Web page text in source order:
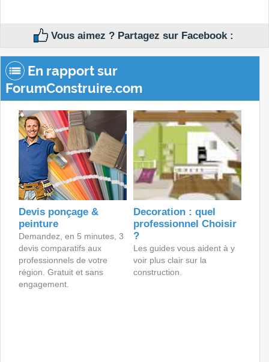
Vous aimez ? Partagez sur Facebook :
En rapport sur
ForumConstruire.com
Devis ponçage &
peinture
Demandez, en 5 minutes, 3
devis comparatifs aux
professionnels de votre
région. Gratuit et sans
engagement.
Decoration : quel
professionnel Choisir
?
Les guides vous aident à y
voir plus clair sur la
construction.